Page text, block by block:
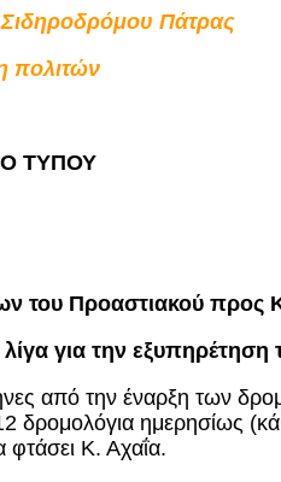
Πάτρας
πολιτών
ΤΥΠΟΥ
του Προαστιακού προς
για την εξυπηρέτηση
από την έναρξη των
δρομολόγια ημερησίως
φτάσει Κ. Αχαΐα.